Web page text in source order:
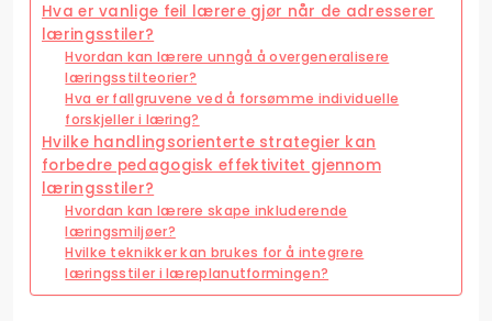
Hva er vanlige feil lærere gjør når de adresserer
læringsstiler?
Hvordan kan lærere unngå å overgeneralisere
læringsstilteorier?
Hva er fallgruvene ved å forsømme individuelle
forskjeller i læring?
Hvilke handlingsorienterte strategier kan
forbedre pedagogisk effektivitet gjennom
læringsstiler?
Hvordan kan lærere skape inkluderende
læringsmiljøer?
Hvilke teknikker kan brukes for å integrere
læringsstiler i læreplanutformingen?